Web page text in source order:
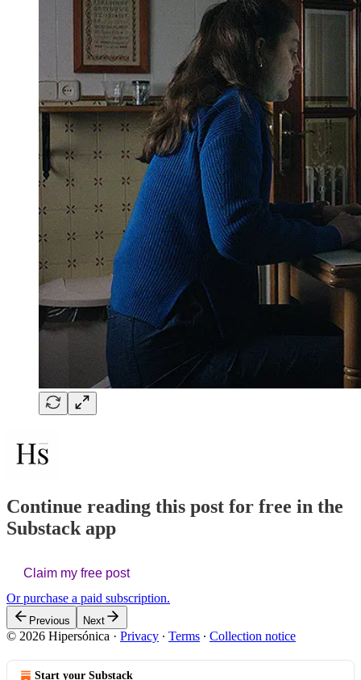
Continue reading this post for free in the
Substack app
Claim my free post
Or purchase a paid subscription.
Previous Next
© 2026 Hipersónica · Privacy ∙ Terms ∙ Collection notice
Start your Substack